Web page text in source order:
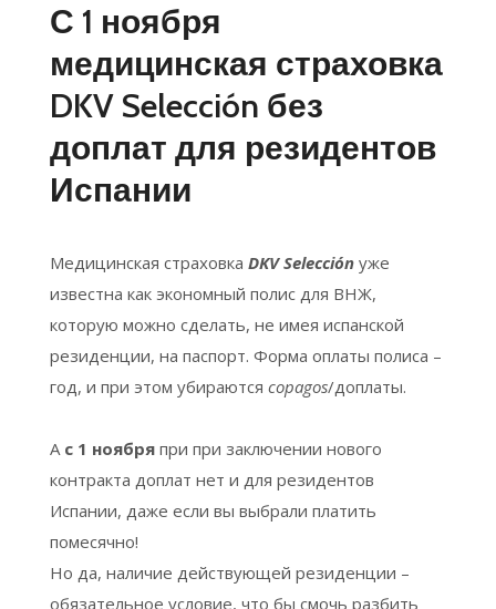
С 1 ноября
медицинская страховка
DKV Selección без
доплат для резидентов
Испании
Медицинская страховка DKV Selección уже
известна как экономный полис для ВНЖ,
которую можно сделать, не имея испанской
резиденции, на паспорт. Форма оплаты полиса –
год, и при этом убираются copagos/доплаты.
Ас 1 ноября при при заключении нового
контракта доплат нет и для резидентов
Испании, даже если вы выбрали платить
помесячно!
Но да, наличие действующей резиденции –
обязательное условие, что бы смочь разбить